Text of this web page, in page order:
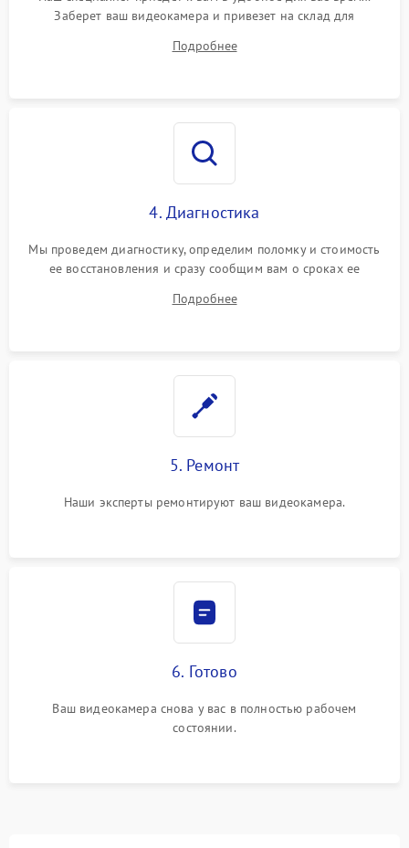
Заберет ваш видеокамера и привезет на склад для
Подробнее
4. Диагностика
Мы проведем диагностику, определим поломку и стоимость
ее восстановления и сразу сообщим вам о сроках ее
Подробнее
5. Ремонт
Наши эксперты ремонтируют ваш видеокамера.
6. Готово
Ваш видеокамера снова у вас в полностью рабочем
состоянии.